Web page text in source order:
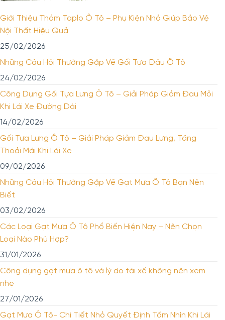
Giới Thiệu Thảm Taplo Ô Tô – Phụ Kiện Nhỏ Giúp Bảo Vệ
Nội Thất Hiệu Quả
25/02/2026
Những Câu Hỏi Thường Gặp Về Gối Tựa Đầu Ô Tô
24/02/2026
Công Dụng Gối Tựa Lưng Ô Tô – Giải Pháp Giảm Đau Mỏi
Khi Lái Xe Đường Dài
14/02/2026
Gối Tựa Lưng Ô Tô – Giải Pháp Giảm Đau Lưng, Tăng
Thoải Mái Khi Lái Xe
09/02/2026
Những Câu Hỏi Thường Gặp Về Gạt Mưa Ô Tô Bạn Nên
Biết
03/02/2026
Các Loại Gạt Mưa Ô Tô Phổ Biến Hiện Nay – Nên Chọn
Loại Nào Phù Hợp?
31/01/2026
Công dụng gạt mưa ô tô và lý do tài xế không nên xem
nhẹ
27/01/2026
Gạt Mưa Ô Tô- Chi Tiết Nhỏ Quyết Định Tầm Nhìn Khi Lái